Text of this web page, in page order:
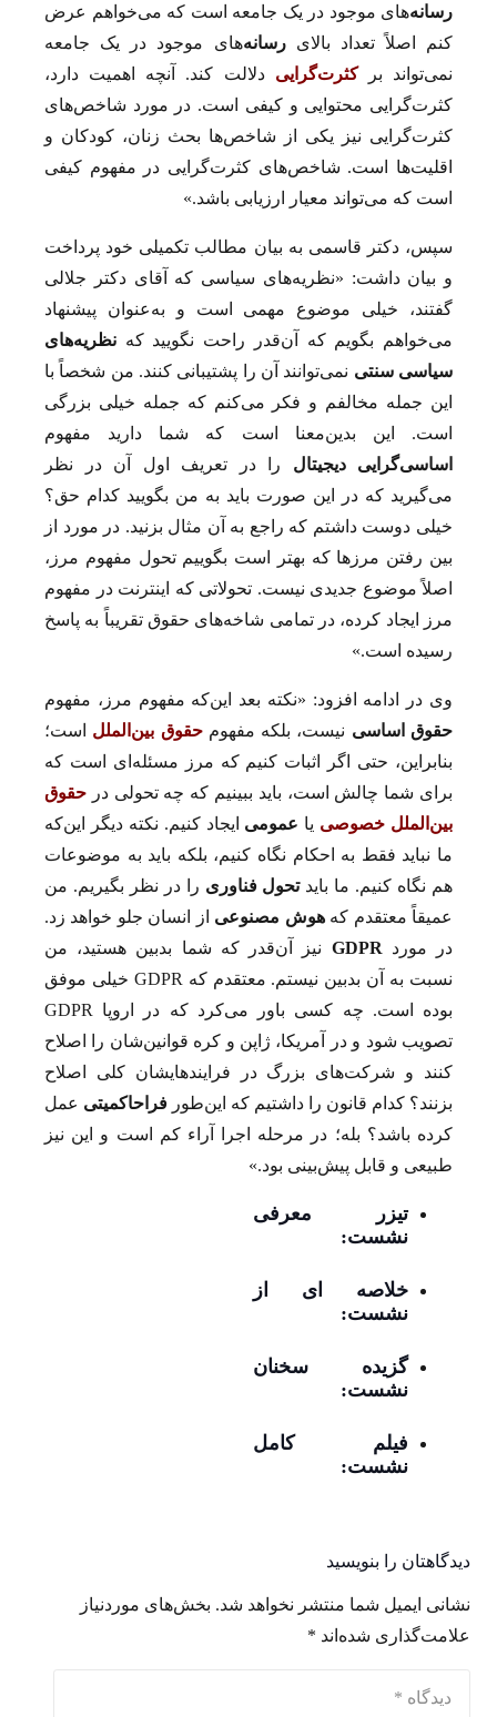
رسانه‌های موجود در یک جامعه است که می‌خواهم عرض
کنم اصلاً تعداد بالایرسانه‌های موجود در یک جامعه
نمی‌تواند برکثرت‌گرایی دلالت کند. آنچه اهمیت دارد،
کثرت‌گرایی محتوایی و کیفی است. در مورد شاخص‌های
کثرت‌گرایی نیز یکی از شاخص‌ها بحث زنان، کودکان و
اقلیت‌ها است. شاخص‌های کثرت‌گرایی در مفهوم کیفی
است که می‌تواند معیار ارزیابی باشد.»
سپس، دکتر قاسمی به بیان مطالب تکمیلی خود پرداخت
و بیان داشت: «نظریه‌های سیاسی که آقای دکتر جلالی
گفتند، خیلی موضوع مهمی است و به‌عنوان پیشنهاد
می‌خواهم بگویم که آن‌قدر راحت نگویید که نظریه‌های
سیاسی سنتی نمی‌توانند آن را پشتیبانی کنند. من شخصاً با
این جمله مخالفم و فکر می‌کنم که جمله خیلی بزرگی
است. این بدین‌‌‌‌‌‌‌‌معنا است که شما دارید مفهوم
اساسی‌گرایی دیجیتال را در تعریف اول آن در نظر
می‌گیرید که در این صورت باید به من بگویید کدام حق؟
خیلی دوست داشتم که راجع ‌به آن مثال بزنید. در مورد از
بین رفتن مرزها که بهتر است بگوییم تحول مفهوم مرز،
اصلاً موضوع جدیدی نیست. تحولاتی که اینترنت در مفهوم
مرز ایجاد کرده، در تمامی شاخه‌های حقوق تقریباً به پاسخ
رسیده است.»
وی در ادامه افزود: «نکته بعد این‌که مفهوم مرز، مفهوم
حقوق اساسی نیست، بلکه مفهومحقوق بین‌الملل است؛
بنابراین، حتی اگر اثبات کنیم که مرز مسئله‌ای است که
برای شما چالش است، باید ببینیم که چه تحولی در حقوق
بین‌الملل خصوصی یا عمومی ایجاد کنیم. نکته دیگر این‌که
ما نباید فقط به احکام نگاه کنیم، بلکه باید به موضوعات
هم نگاه کنیم. ما بایدتحول فناوری را در نظر بگیریم. من
عمیقاً معتقدم کههوش مصنوعی از انسان جلو خواهد زد.
در مورد GDPR نیز آن‌قدر که شما بدبین هستید، من
نسبت به آن بدبین نیستم. معتقدم که GDPR خیلی موفق
بوده است. چه کسی باور می‌کرد که در اروپا GDPR
تصویب شود و در آمریکا، ژاپن و کره قوانین‌شان را اصلاح
کنند و شرکت‌های بزرگ در فرایندهایشان کلی اصلاح
بزنند؟ کدام قانون را داشتیم که این‌طور فراحاکمیتی عمل
کرده باشد؟ بله؛ در مرحله اجرا آراء کم است و این نیز
طبیعی و قابل پیش‌بینی بود.»
تیزر معرفی
نشست:
خلاصه ای از
نشست:
گزیده سخنان
نشست:
فیلم کامل
نشست:
دیدگاهتان را بنویسید
نشانی ایمیل شما منتشر نخواهد شد. بخش‌های موردنیاز
علامت‌گذاری شده‌اند *